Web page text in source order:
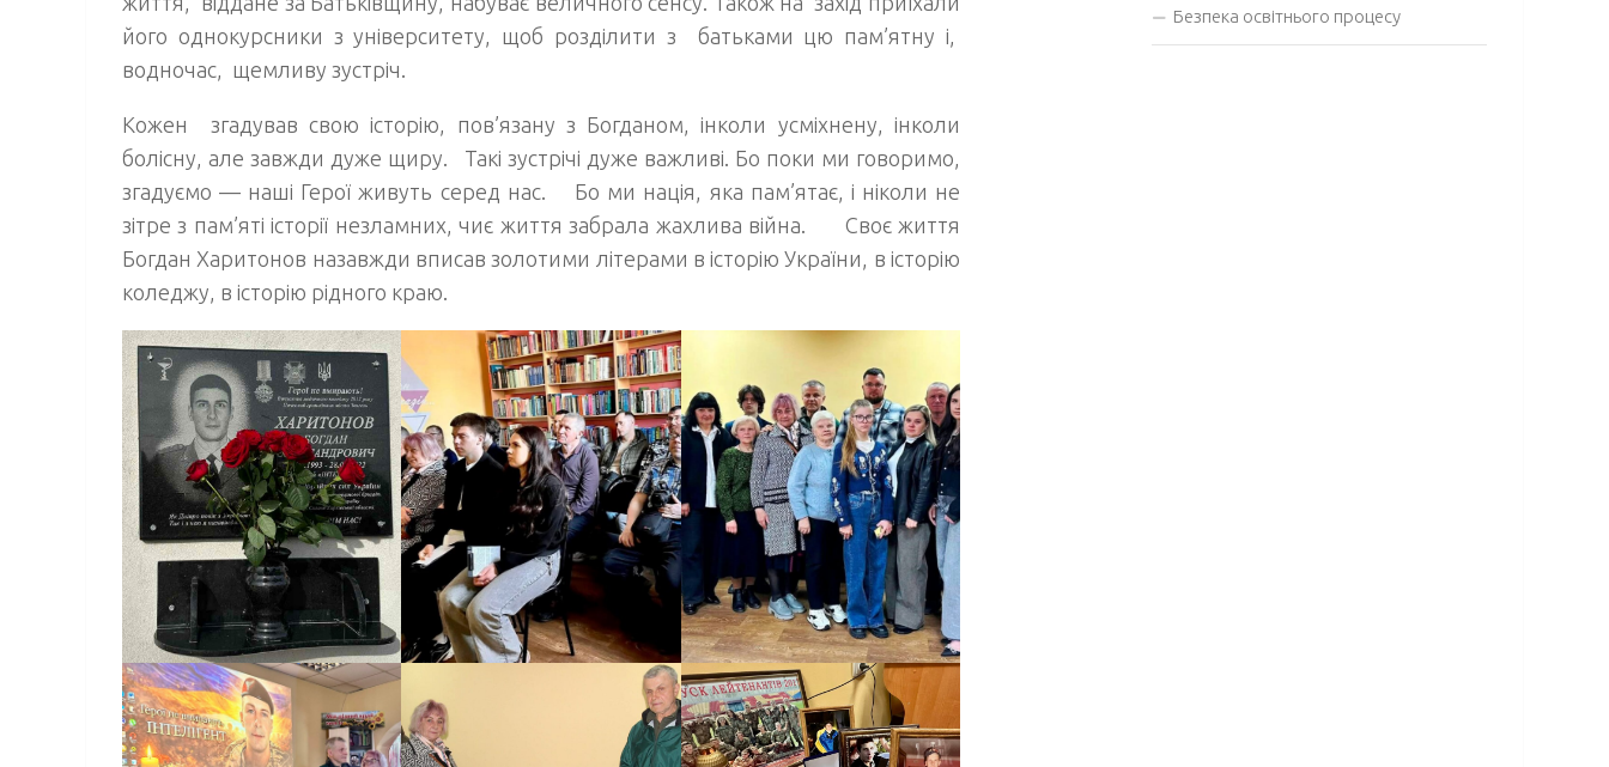
його однокурсники з університету, щоб розділити з батьками цю пам’ятну і,
водночас, щемливу зустріч.
Кожен згадував свою історію, пов’язану з Богданом, інколи усміхнену, інколи
болісну, але завжди дуже щиру. Такі зустрічі дуже важливі. Бо поки ми говоримо,
згадуємо — наші Герої живуть серед нас. Бо ми нація, яка пам’ятає, і ніколи не
зітре з пам’яті історії незламних, чиє життя забрала жахлива війна. Своє життя
Богдан Харитонов назавжди вписав золотими літерами в історію України, в історію
коледжу, в історію рідного краю.
Безпека освітнього процесу